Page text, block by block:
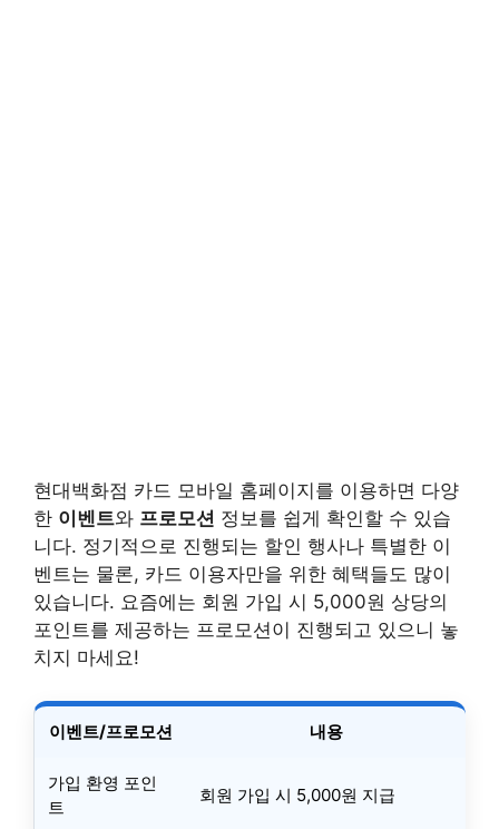
현대백화점 카드 모바일 홈페이지를 이용하면 다양
한 이벤트와 프로모션 정보를 쉽게 확인할 수 있습
니다. 정기적으로 진행되는 할인 행사나 특별한 이
벤트는 물론, 카드 이용자만을 위한 혜택들도 많이
있습니다. 요즘에는 회원 가입 시 5,000원 상당의
포인트를 제공하는 프로모션이 진행되고 있으니 놓
치지 마세요!
이벤트/프로모션 내용
가입 환영 포인
트
회원 가입 시 5,000원 지급